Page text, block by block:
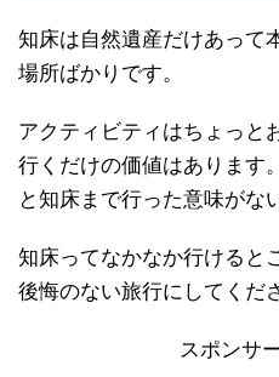
知床は自然遺産だけあって
場所ばかりです。
アクティビティはちょっと
行くだけの価値はあります
と知床まで行った意味がな
知床ってなかなか行けると
後悔のない旅行にしてくだ
スポンサ